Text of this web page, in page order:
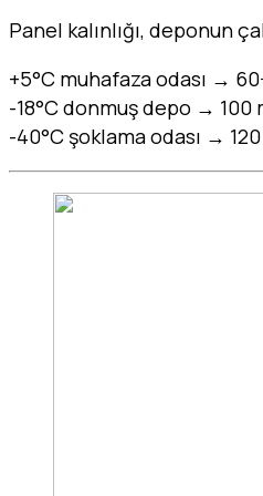
Panel kalınlığı, deponun
+5°C muhafaza odası →
-18°C donmuş depo → 100
-40°C şoklama odası →